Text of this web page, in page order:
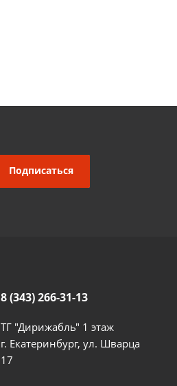
8 (343) 266-31-13
ТГ "Дирижабль" 1 этаж
г. Екатеринбург, ул. Шварца
17